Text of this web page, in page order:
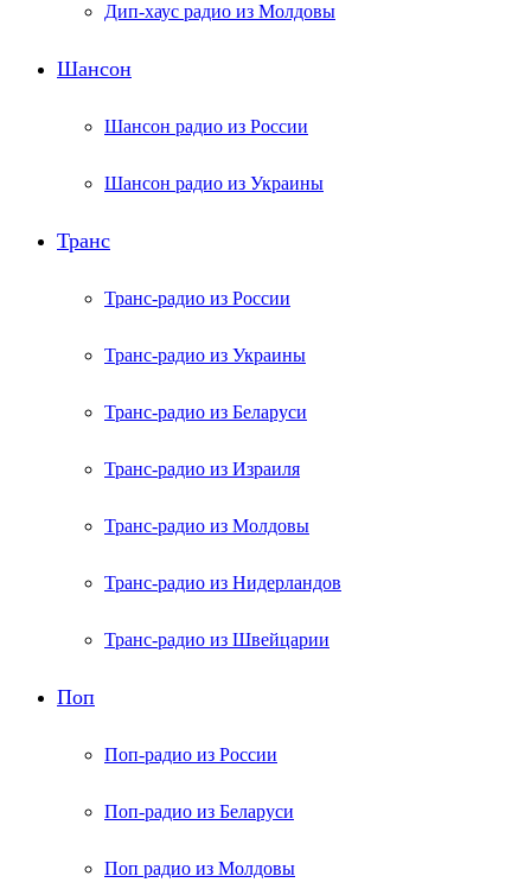
Дип-хаус радио из Молдовы
Шансон
Шансон радио из России
Шансон радио из Украины
Транс
Транс-радио из России
Транс-радио из Украины
Транс-радио из Беларуси
Транс-радио из Израиля
Транс-радио из Молдовы
Транс-радио из Нидерландов
Транс-радио из Швейцарии
Поп
Поп-радио из России
Поп-радио из Беларуси
Поп радио из Молдовы